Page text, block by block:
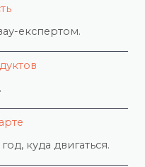
експертом.
куда двигаться.